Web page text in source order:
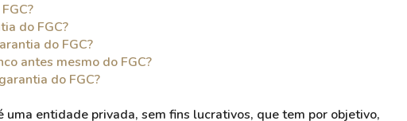
do FGC?
do FGC?
antes mesmo do FGC?
do FGC?
uma entidade privada, sem fins lucrativos, que tem por objetivo,